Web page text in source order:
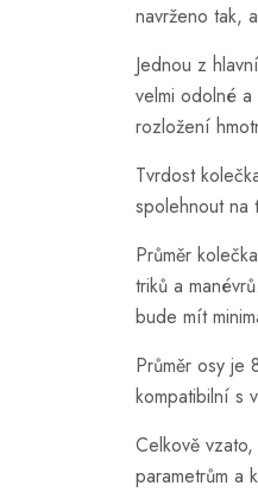
navrženo tak,
Jednou z
velmi odolné
rozložení
Tvrdost
spolehnout na
Průměr
triků a
bude mít
Průměr osy je
kompatibilní s
Celkově
parametrům a